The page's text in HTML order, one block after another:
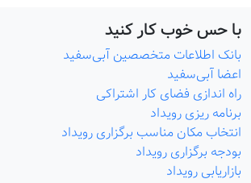
با حس خوب کار کنید
بانک اطلاعات متخصصین آبی‌سفید
اعضا آبی‌سفید
راه اندازی فضای کار اشتراکی
برنامه ریزی رویداد
انتخاب مکان مناسب برگزاری رویداد
بودجه برگزاری رویداد
بازاریابی رویداد